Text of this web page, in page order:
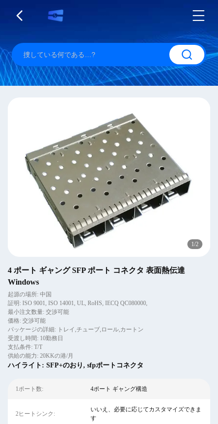
2/2
4 ポート ギャング SFP ポート コネクタ 表面熱伝達
Windows
起源の場所: 中国
証明: ISO 9001, ISO 14001, UL, RoHS, IECQ QC080000,
最小注文数量: 交渉可能
価格: 交渉可能
パッケージの詳細: トレイ,チューブ,ロール,カートン
受渡し時間: 10勤務日
支払条件: T/T
供給の能力: 20KKの港/月
ハイライト: SFP+のおり , sfpポートコネクタ
1ポート数: 4ポート ギャング構造
2ヒートシンク:
いいえ、必要に応じてカスタマイズできま
す